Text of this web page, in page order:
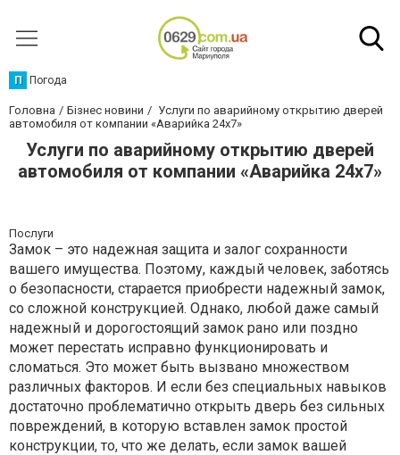
П Погода
Головна Бізнес новини
Услуги по аварийному открытию дверей
автомобиля от компании «Аварийка 24х7»
Услуги по аварийному открытию дверей
автомобиля от компании «Аварийка 24х7»
Послуги
Замок – это надежная защита и залог сохранности
вашего имущества. Поэтому, каждый человек, заботясь
о безопасности, старается приобрести надежный замок,
со сложной конструкцией. Однако, любой даже самый
надежный и дорогостоящий замок рано или поздно
может перестать исправно функционировать и
сломаться. Это может быть вызвано множеством
различных факторов. И если без специальных навыков
достаточно проблематично открыть дверь без сильных
повреждений, в которую вставлен замок простой
конструкции, то, что же делать, если замок вашей